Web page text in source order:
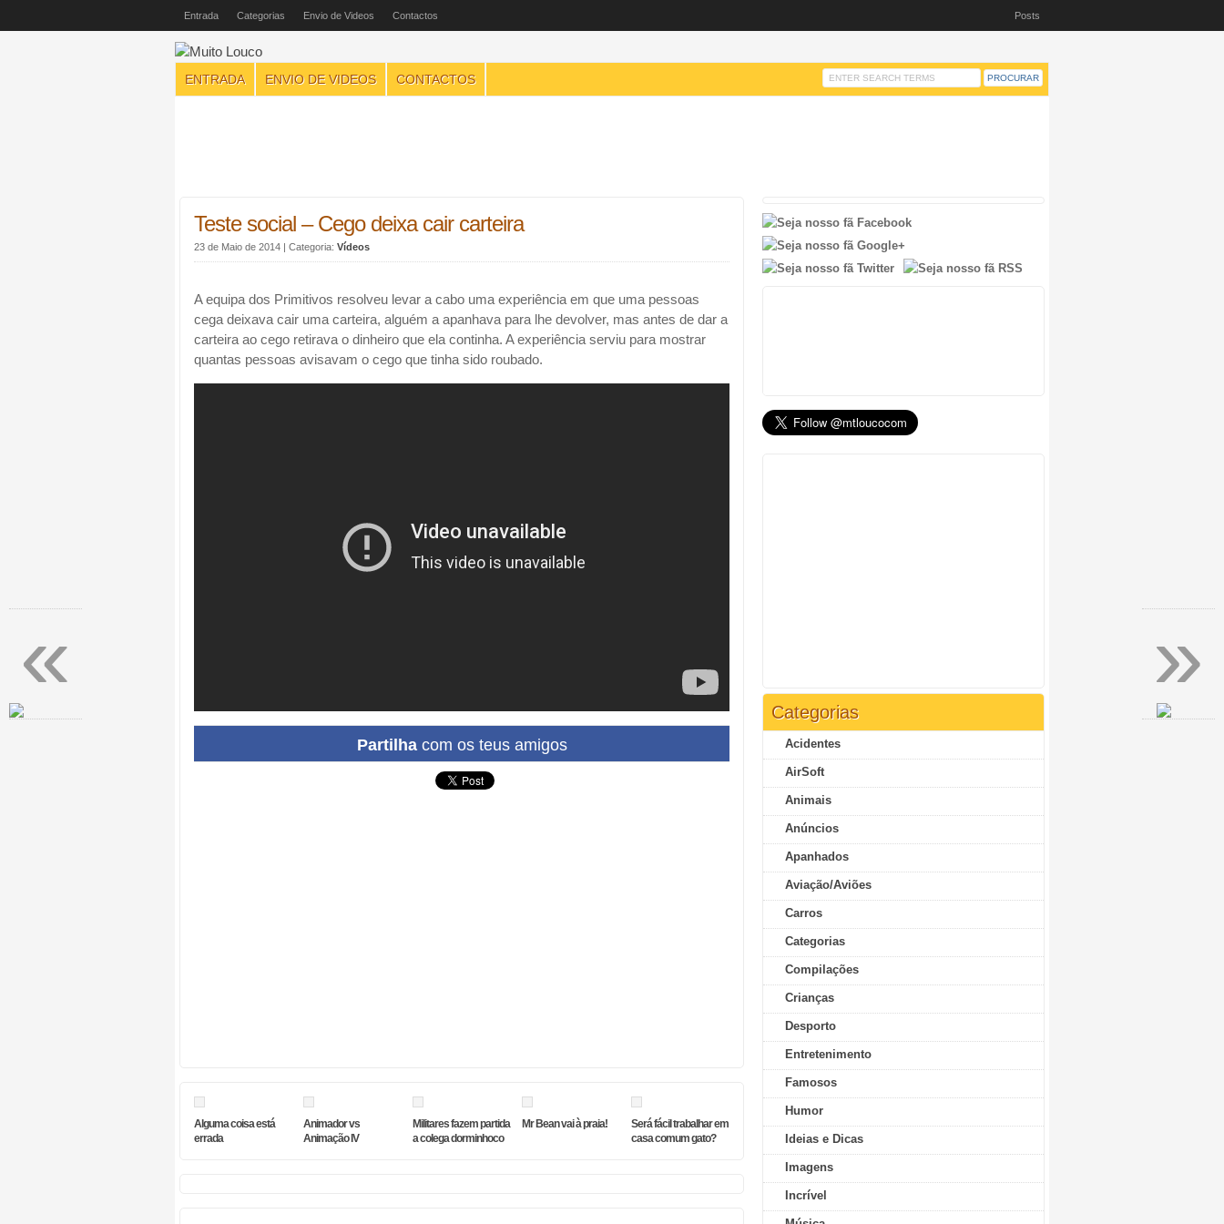
Entrada Categorias Envio de Videos Contactos Posts
ENTRADA ENVIO DE VIDEOS CONTACTOS
Teste social – Cego deixa cair carteira
23 de Maio de 2014 | Categoria: Vídeos
A equipa dos Primitivos resolveu levar a cabo uma experiência em que uma pessoas
cega deixava cair uma carteira, alguém a apanhava para lhe devolver, mas antes de dar a
carteira ao cego retirava o dinheiro que ela continha. A experiência serviu para mostrar
quantas pessoas avisavam o cego que tinha sido roubado.
Partilhacom os teus amigos
Alguma coisa está
errada
Animador vs
Animação IV
Militares fazem partida
a colega dorminhoco
Mr Bean vai à praia!
Será fácil trabalhar em
casa comum gato?
Categorias
Acidentes
AirSoft
Animais
Anúncios
Apanhados
Aviação/Aviões
Carros
Categorias
Compilações
Crianças
Desporto
Entretenimento
Famosos
Humor
Ideias e Dicas
Imagens
Incrível
»
«